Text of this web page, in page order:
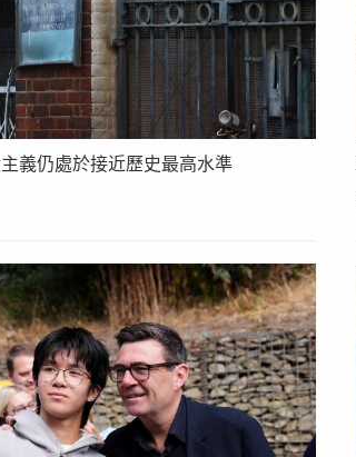
義仍處於接近歷史最高水準